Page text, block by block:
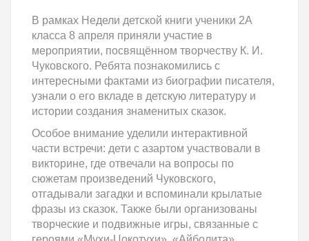
В рамках Недели детской книги ученики 2А
класса 8 апреля приняли участие в
мероприятии, посвящённом творчеству К. И.
Чуковского. Ребята познакомились с
интересными фактами из биографии писателя,
узнали о его вкладе в детскую литературу и
истории создания знаменитых сказок.
Особое внимание уделили интерактивной
части встречи: дети с азартом участвовали в
викторине, где отвечали на вопросы по
сюжетам произведений Чуковского,
отгадывали загадки и вспоминали крылатые
фразы из сказок. Также были организованы
творческие и подвижные игры, связанные с